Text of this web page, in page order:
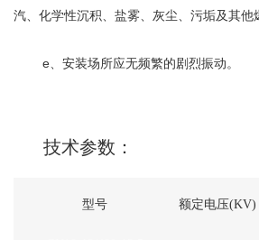
汽、化学性沉积、盐雾、灰尘、污垢及其他
e、安装场所应无频繁的剧烈振动。
技术参数：
型号 额定电压(KV)